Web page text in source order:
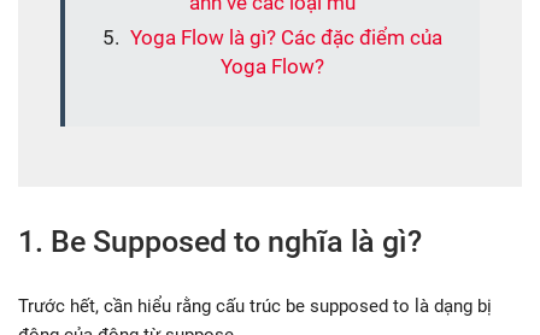
Yoga Flow là gì? Các đặc điểm của
Yoga Flow?
1. Be Supposed to nghĩa là gì?
Trước hết, cần hiểu rằng cấu trúc be supposed to là dạng bị